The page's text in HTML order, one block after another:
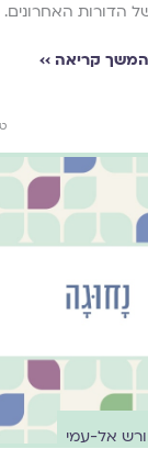
הדורות האחרונים.
קריאה ››
אל-עמי